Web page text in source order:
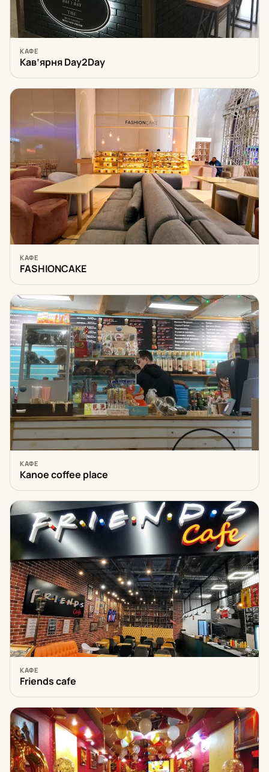
КАФЕ
Кав’ярня Day2Day
КАФЕ
FASHIONCAKE
КАФЕ
Kanoe coffee plасе
КАФЕ
Friends cafe